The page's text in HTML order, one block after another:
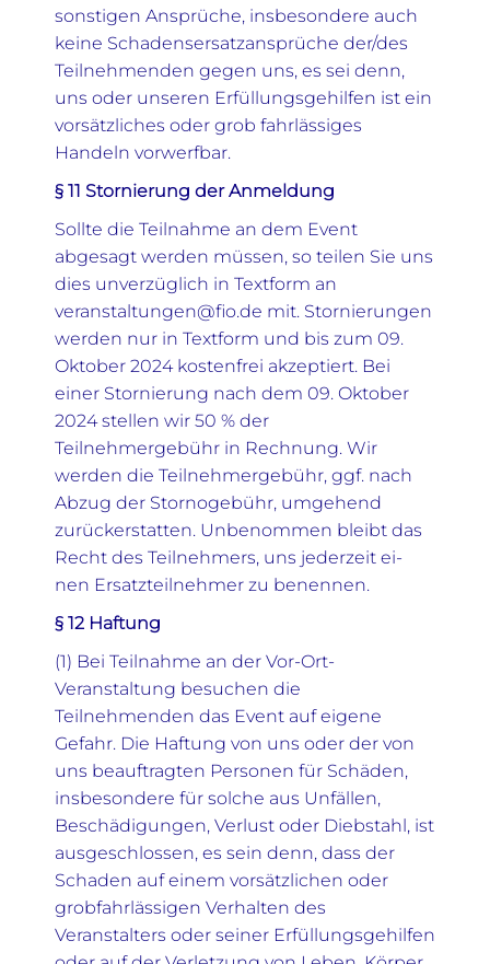
sonstigen Ansprüche, insbesondere auch
keine Schadensersatzansprüche der/des
Teilnehmenden gegen uns, es sei denn,
uns oder unseren Erfüllungsgehilfen ist ein
vorsätzliches oder grob fahrlässiges
Handeln vorwerfbar.
§ 11 Stornierung der Anmeldung
Sollte die Teilnahme an dem Event
abgesagt werden müssen, so teilen Sie uns
dies unverzüglich in Textform an
veranstaltungen@fio.de mit. Stornierungen
werden nur in Textform und bis zum 09.
Oktober 2024 kostenfrei akzeptiert. Bei
einer Stornierung nach dem 09. Oktober
2024 stellen wir 50 % der
Teilnehmergebühr in Rechnung. Wir
werden die Teilnehmergebühr, ggf. nach
Abzug der Stornogebühr, umgehend
zurückerstatten. Unbenommen bleibt das
Recht des Teilnehmers, uns jederzeit ei-
nen Ersatzteilnehmer zu benennen.
§ 12 Haftung
(1) Bei Teilnahme an der Vor-Ort-
Veranstaltung besuchen die
Teilnehmenden das Event auf eigene
Gefahr. Die Haftung von uns oder der von
uns beauftragten Personen für Schäden,
insbesondere für solche aus Unfällen,
Beschädigungen, Verlust oder Diebstahl, ist
ausgeschlossen, es sein denn, dass der
Schaden auf einem vorsätzlichen oder
grobfahrlässigen Verhalten des
Veranstalters oder seiner Erfüllungsgehilfen